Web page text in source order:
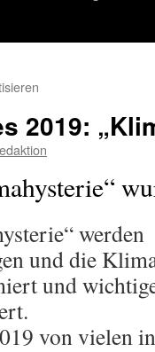
2019:
werden
und die
und
von vielen